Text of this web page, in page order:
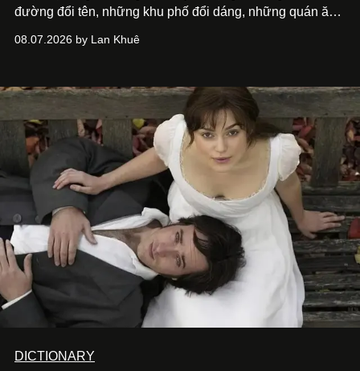
đường đổi tên, những khu phố đổi dáng, những quán ăn
nói về cái mới, về xu hướng tiếp theo, về những điều
08.07.2026 by Lan Khuê
DICTIONARY